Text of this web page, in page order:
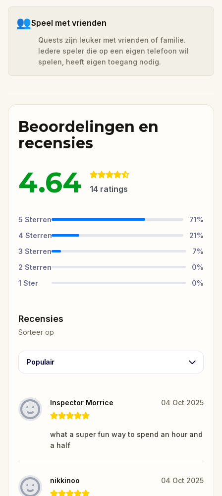
👥Speel met vrienden
Quests zijn leuker met vrienden of familie.
Iedere speler die op een eigen telefoon wil
spelen, heeft eigen toegang nodig.
Beoordelingen en
recensies
4.64 14 ratings
5 Sterren 71%
4 Sterren 21%
3 Sterren 7%
2 Sterren 0%
1 Ster 0%
Recensies
Sorteer op
Populair
Inspector Morrice 04 Oct 2025
what a super fun way to spend an hour and
a half
nikkinoo 04 Oct 2025